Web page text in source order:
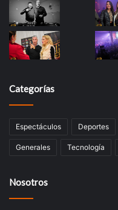
Categorías
Espectáculos Deportes
Generales Tecnología
Nosotros